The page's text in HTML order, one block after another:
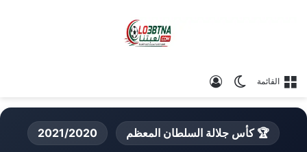
القائمة الوضع المظلم
🏆 كأس جلالة السلطان المعظم 2021/2020